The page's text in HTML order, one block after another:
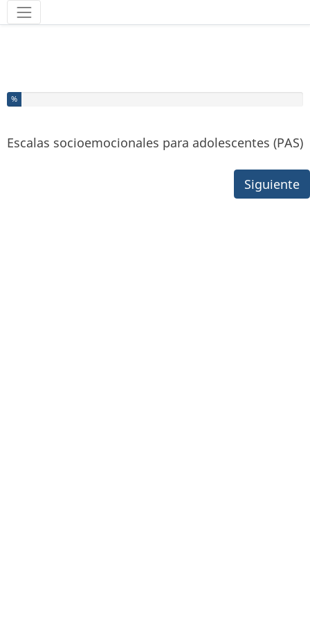
Herramientas
Ha completado el % de este formulario
%
Escalas socioemocionales para adolescentes (PAS)
Siguiente